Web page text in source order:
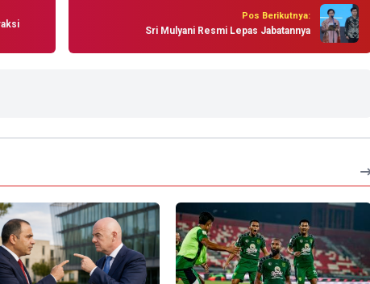
Pos Berikutnya:
Sri Mulyani Resmi Lepas Jabatannya